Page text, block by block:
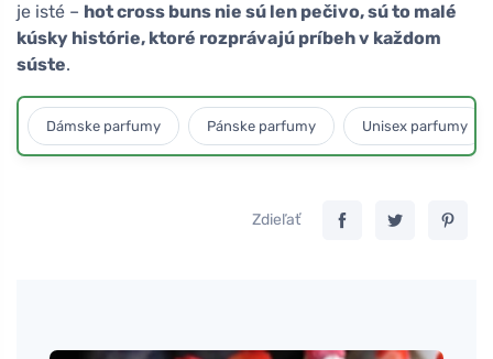
je isté – hot cross buns nie sú len pečivo, sú to malé
kúsky histórie, ktoré rozprávajú príbeh v každom
súste.
Dámske parfumy Pánske parfumy Unisex parfumy
Zdieľať